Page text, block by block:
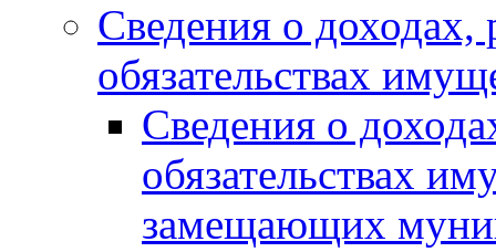
Сведения о доходах,
обязательствах
Сведения о
обязательствах
замещающих